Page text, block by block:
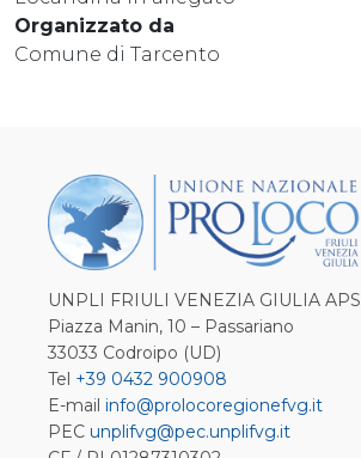
Organizzato da
Comune di Tarcento
UNPLI FRIULI VENEZIA GIULIA APS
Piazza Manin, 10 – Passariano
33033 Codroipo (UD)
Tel +39 0432 900908
E-mail info@prolocoregionefvg.it
PEC unplifvg@pec.unplifvg.it